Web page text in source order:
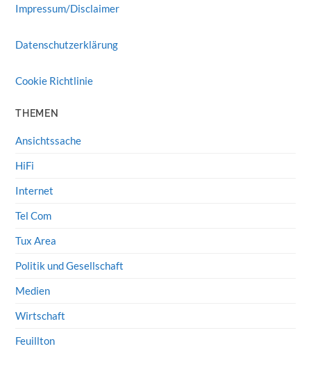
Impressum/Disclaimer
Datenschutzerklärung
Cookie Richtlinie
THEMEN
Ansichtssache
HiFi
Internet
Tel Com
Tux Area
Politik und Gesellschaft
Medien
Wirtschaft
Feuillton